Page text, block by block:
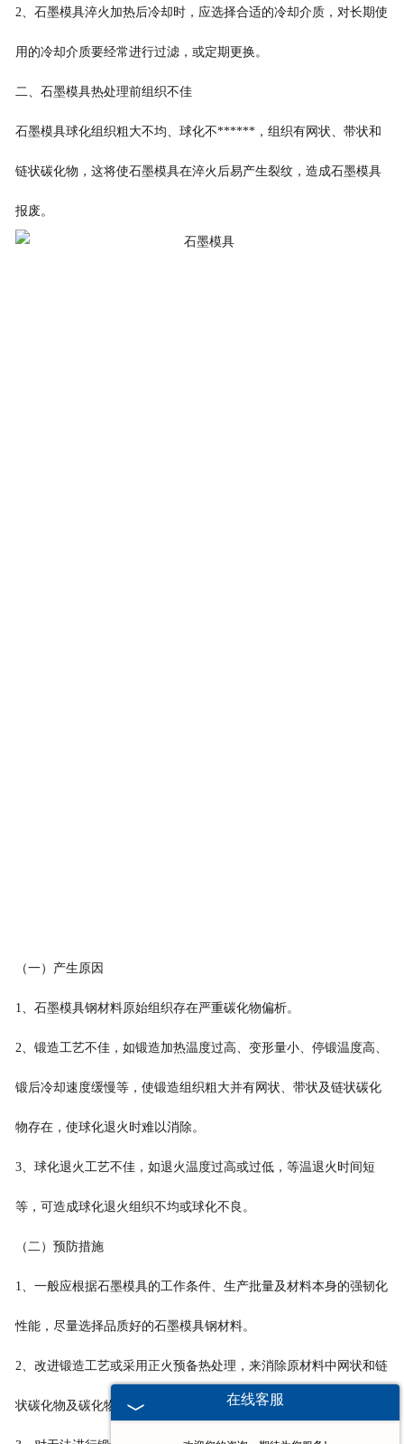
2、石墨模具淬火加热后冷却时，应选择合适的冷却介质，对长期使
用的冷却介质要经常进行过滤，或定期更换。
二、石墨模具热处理前组织不佳
石墨模具球化组织粗大不均、球化不******，组织有网状、带状和
链状碳化物，这将使石墨模具在淬火后易产生裂纹，造成石墨模具
报废。
（一）产生原因
1、石墨模具钢材料原始组织存在严重碳化物偏析。
2、锻造工艺不佳，如锻造加热温度过高、变形量小、停锻温度高、
锻后冷却速度缓慢等，使锻造组织粗大并有网状、带状及链状碳化
物存在，使球化退火时难以消除。
3、球化退火工艺不佳，如退火温度过高或过低，等温退火时间短
等，可造成球化退火组织不均或球化不良。
（二）预防措施
1、一般应根据石墨模具的工作条件、生产批量及材料本身的强韧化
性能，尽量选择品质好的石墨模具钢材料。
2、改进锻造工艺或采用正火预备热处理，来消除原材料中网状和链
状碳化物及碳化物的不均匀性。 在线客服